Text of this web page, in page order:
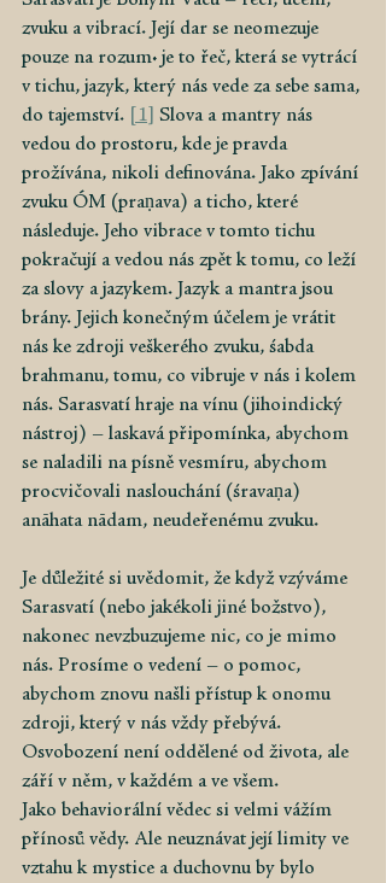
zvuku a vibrací. Její dar se neomezuje
pouze na rozum: je to řeč, která se vytrácí
v tichu, jazyk, který nás vede za sebe sama,
do tajemství.
[1]
Slova a mantry nás
vedou do prostoru, kde je pravda
prožívána, nikoli definována. Jako zpívání
zvuku ÓM (praṇava) a ticho, které
následuje. Jeho vibrace v tomto tichu
pokračují a vedou nás zpět k tomu, co leží
za slovy a jazykem. Jazyk a mantra jsou
brány. Jejich konečným účelem je vrátit
nás ke zdroji veškerého zvuku, śabda
brahmanu, tomu, co vibruje v nás i kolem
nás. Sarasvatí hraje na vínu (jihoindický
nástroj) – laskavá připomínka, abychom
se naladili na písně vesmíru, abychom
procvičovali naslouchání (śravaṇa)
anāhata nādam, neudeřenému zvuku.
Je důležité si uvědomit, že když vzýváme
Sarasvatí (nebo jakékoli jiné božstvo),
nakonec nevzbuzujeme nic, co je mimo
nás. Prosíme o vedení – o pomoc,
abychom znovu našli přístup k onomu
zdroji, který v nás vždy přebývá.
Osvobození není oddělené od života, ale
září v něm, v každém a ve všem.
Jako behaviorální vědec si velmi vážím
přínosů vědy. Ale neuznávat její limity ve
vztahu k mystice a duchovnu by bylo